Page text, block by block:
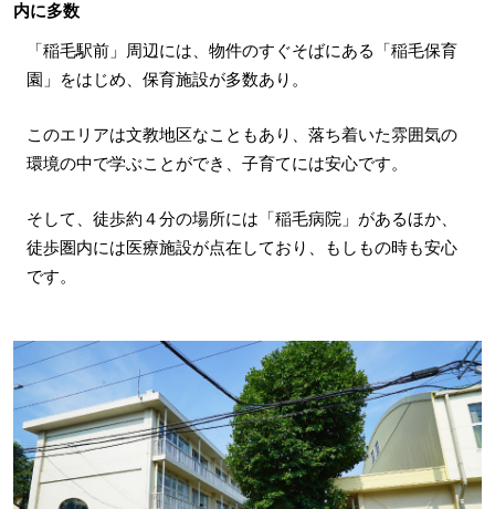
内に多数
「稲毛駅前」周辺には、物件のすぐそばにある「稲毛保育
園」をはじめ、保育施設が多数あり。
このエリアは文教地区なこともあり、落ち着いた雰囲気の
環境の中で学ぶことができ、子育てには安心です。
そして、徒歩約４分の場所には「稲毛病院」があるほか、
徒歩圏内には医療施設が点在しており、もしもの時も安心
です。